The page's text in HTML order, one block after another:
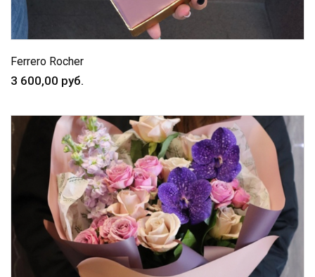
Ferrero Rocher
3 600,00 руб.